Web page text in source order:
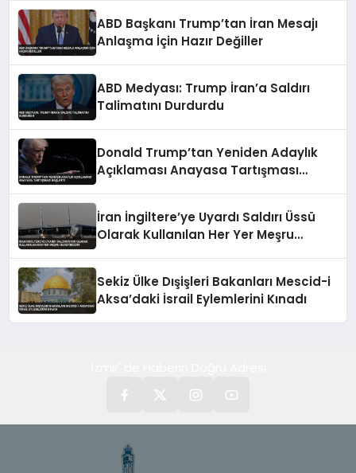
ABD Başkanı Trump’tan İran Mesajı
Anlaşma İçin Hazır Değiller
ABD Medyası: Trump İran’a Saldırı
Talimatını Durdurdu
Donald Trump’tan Yeniden Adaylık
Açıklaması Anayasa Tartışması
İran İngiltere’ye Uyardı Saldırı Üssü
Olarak Kullanılan Her Yer Meşru
Sekiz Ülke Dışişleri Bakanları Mescid-i
Aksa’daki İsrail Eylemlerini Kınadı